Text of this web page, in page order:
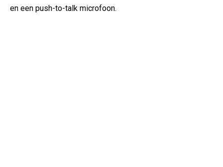
en een push-to-talk microfoon.